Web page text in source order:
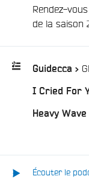
Rendez-
de la saison
Playlist
:
Guidecca >
I Cried For
Heavy Wave
Écouter le